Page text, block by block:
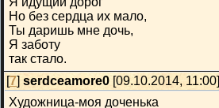
Но без сердца их мало,
Ты даришь мне дочь,
Я заботу
так стало.
[7] serdceamore0 [09.10.2014, 11:00]
Художница-моя доченька